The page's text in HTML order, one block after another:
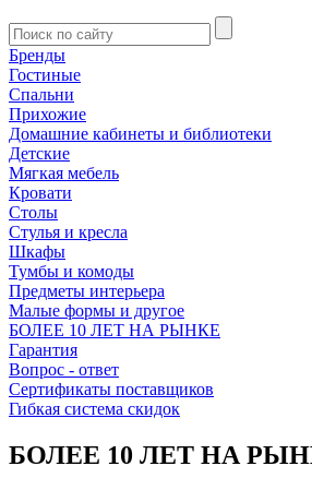
Бренды
Гостиные
Спальни
Прихожие
Домашние кабинеты и библиотеки
Детские
Мягкая мебель
Кровати
Столы
Стулья и кресла
Шкафы
Тумбы и комоды
Предметы интерьера
Малые формы и другое
БОЛЕЕ 10 ЛЕТ НА РЫНКЕ
Гарантия
Вопрос - ответ
Сертификаты поставщиков
Гибкая система скидок
БОЛЕЕ 10 ЛЕТ НА